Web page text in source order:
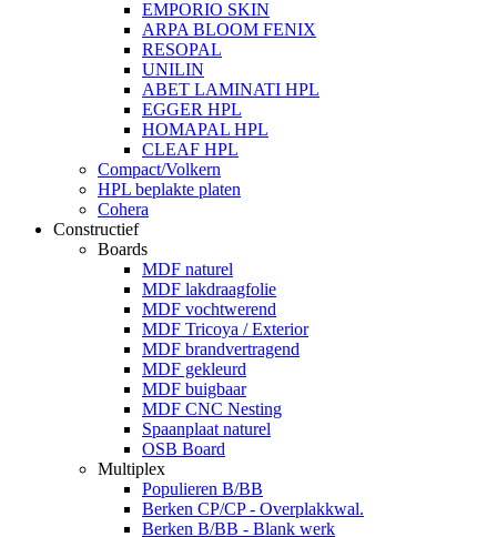
EMPORIO SKIN
ARPA BLOOM FENIX
RESOPAL
UNILIN
ABET LAMINATI HPL
EGGER HPL
HOMAPAL HPL
CLEAF HPL
Compact/Volkern
HPL beplakte platen
Cohera
Constructief
Boards
MDF naturel
MDF lakdraagfolie
MDF vochtwerend
MDF Tricoya / Exterior
MDF brandvertragend
MDF gekleurd
MDF buigbaar
MDF CNC Nesting
Spaanplaat naturel
OSB Board
Multiplex
Populieren B/BB
Berken CP/CP - Overplakkwal.
Berken B/BB - Blank werk